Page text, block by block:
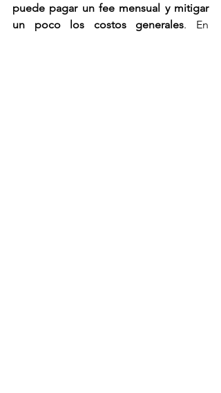
puede pagar un fee mensual y mitigar
un poco los costos generales. En